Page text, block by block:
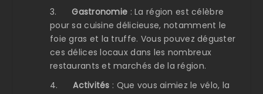
3.Gastronomie : La région est célèbre
pour sa cuisine délicieuse, notamment le
foie gras et la truffe. Vous pouvez déguster
ces délices locaux dans les nombreux
restaurants et marchés de la région.
4.Activités : Que vous aimiez le vélo, la